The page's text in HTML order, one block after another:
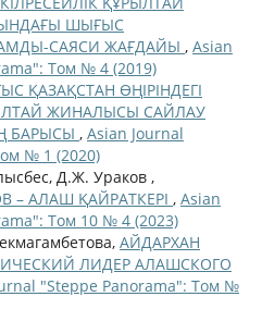
ШЫҒЫС
САЯСИ ЖАҒДАЙЫ , Asian
Том № 4 (2019)
ҚАЗАҚСТАН ӨҢІРІНДЕГІ
ЖИНАЛЫСЫ САЙЛАУ
БАРЫСЫ , Asian Journal
№ 1 (2020)
Д.Ж. Ураков ,
– АЛАШ ҚАЙРАТКЕРІ , Asian
Том 10 № 4 (2023)
АЙДАРХАН
ЛИДЕР АЛАШСКОГО
"Steppe Panorama": Том №